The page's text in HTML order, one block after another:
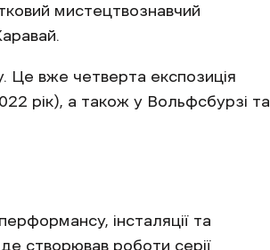
мистецтвознавчий
Це вже четверта експозиція
рік), а також у Вольфсбурзі та
інсталяції та
створював роботи серії